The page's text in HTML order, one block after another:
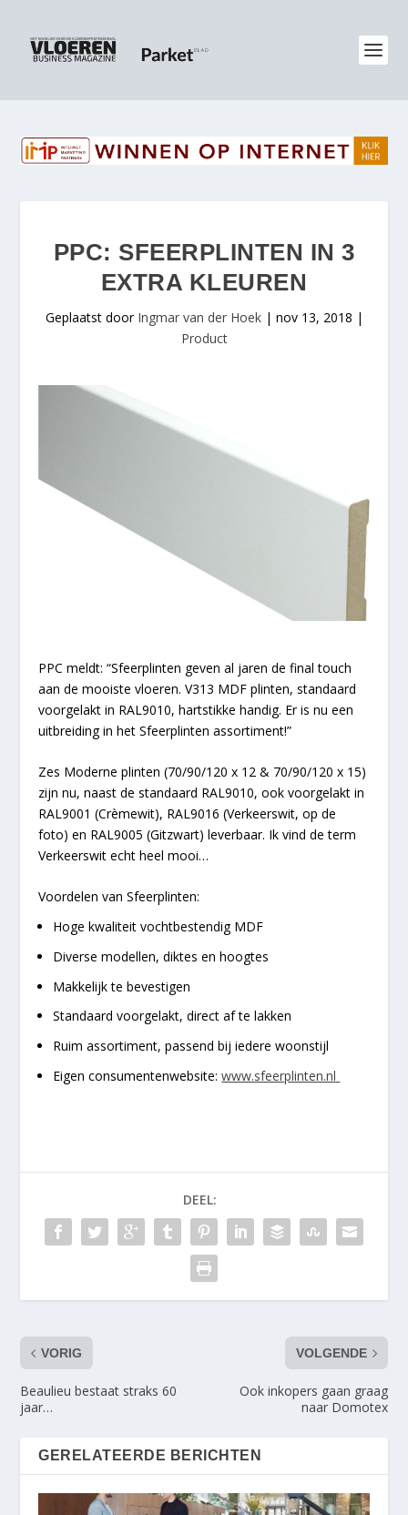
PPC: SFEERPLINTEN IN 3
EXTRA KLEUREN
Geplaatst door Ingmar van der Hoek| nov 13, 2018 |
Product
PPC meldt: “Sfeerplinten geven al jaren de final touch
aan de mooiste vloeren. V313 MDF plinten, standaard
voorgelakt in RAL9010, hartstikke handig. Er is nu een
uitbreiding in het Sfeerplinten assortiment!”
Zes Moderne plinten (70/90/120 x 12 & 70/90/120 x 15)
zijn nu, naast de standaard RAL9010, ook voorgelakt in
RAL9001 (Crèmewit), RAL9016 (Verkeerswit, op de
foto) en RAL9005 (Gitzwart) leverbaar. Ik vind de term
Verkeerswit echt heel mooi…
Voordelen van Sfeerplinten:
Hoge kwaliteit vochtbestendig MDF
Diverse modellen, diktes en hoogtes
Makkelijk te bevestigen
Standaard voorgelakt, direct af te lakken
Ruim assortiment, passend bij iedere woonstijl
Eigen consumentenwebsite: www.sfeerplinten.nl
DEEL:
VORIG
Beaulieu bestaat straks 60
jaar…
VOLGENDE
Ook inkopers gaan graag
naar Domotex
GERELATEERDE BERICHTEN